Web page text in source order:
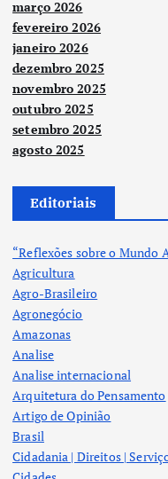
março 2026
fevereiro 2026
janeiro 2026
dezembro 2025
novembro 2025
outubro 2025
setembro 2025
agosto 2025
Editoriais
“Reflexões sobre o Mundo
Agricultura
Agro-Brasileiro
Agronegócio
Amazonas
Analise
Analise internacional
Arquitetura do Pensamento
Artigo de Opinião
Brasil
Cidadania | Direitos |